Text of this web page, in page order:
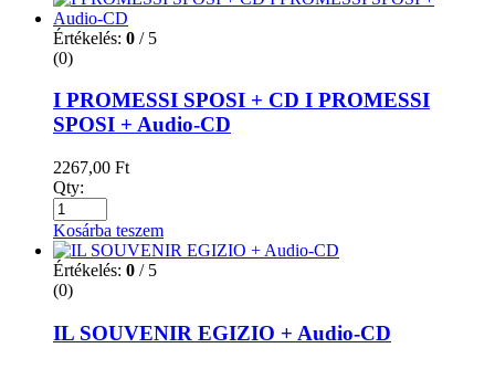
Értékelés: 0 / 5
(0)
I PROMESSI SPOSI + CD I PROMESSI
SPOSI + Audio-CD
2267,00 Ft
Qty:
Kosárba teszem
Értékelés: 0 / 5
(0)
IL SOUVENIR EGIZIO + Audio-CD